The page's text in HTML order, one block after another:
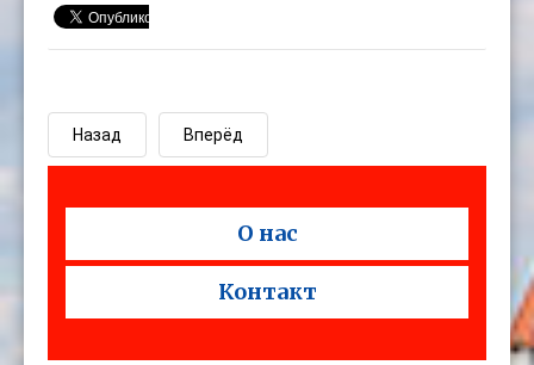
Назад Вперёд
О нас
Контакт